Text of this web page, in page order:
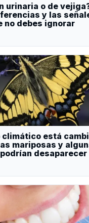
urinaria o de
y las
no debes ignorar
climático está
mariposas y
desaparecer